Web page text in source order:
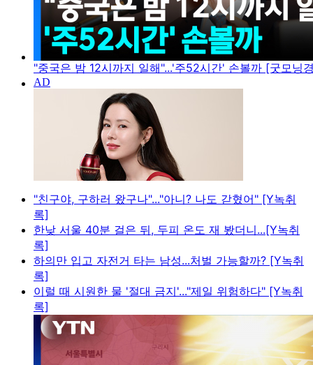
"중국은 밤 12시까지 일해"...'주52시간' 손볼까 [굿모닝
"친구야, 구하러 왔구나"..."아니? 나도 갇혔어" [Y녹취
록]
한낮 서울 40분 걸은 뒤, 두피 온도 재 봤더니...[Y녹취
록]
하의만 입고 자전거 타는 남성...처벌 가능할까? [Y녹취
록]
이럴 때 시원한 물 '절대 금지'..."제일 위험하다" [Y녹취
록]